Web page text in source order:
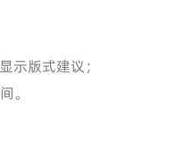
示版式建议；
。